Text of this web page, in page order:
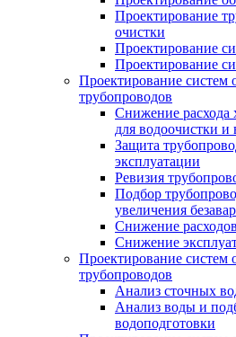
Проектирование
очистки
Проектирование
Проектирование
Проектирование систем
трубопроводов
Снижение расхода
для водоочистки и
Защита
эксплуатации
Ревизия
Подбор
увеличения
Снижение
Снижение
Проектирование систем
трубопроводов
Анализ сточных
Анализ воды и
водоподготовки